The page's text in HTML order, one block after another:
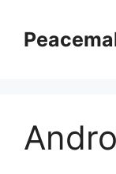
содержимому